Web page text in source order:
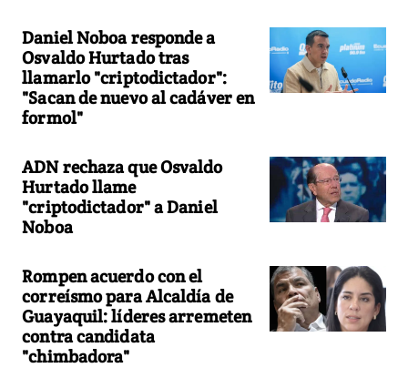
Daniel Noboa responde a
Osvaldo Hurtado tras
llamarlo "criptodictador":
"Sacan de nuevo al cadáver en
formol"
ADN rechaza que Osvaldo
Hurtado llame
"criptodictador" a Daniel
Noboa
Rompen acuerdo con el
correísmo para Alcaldía de
Guayaquil: líderes arremeten
contra candidata
"chimbadora"